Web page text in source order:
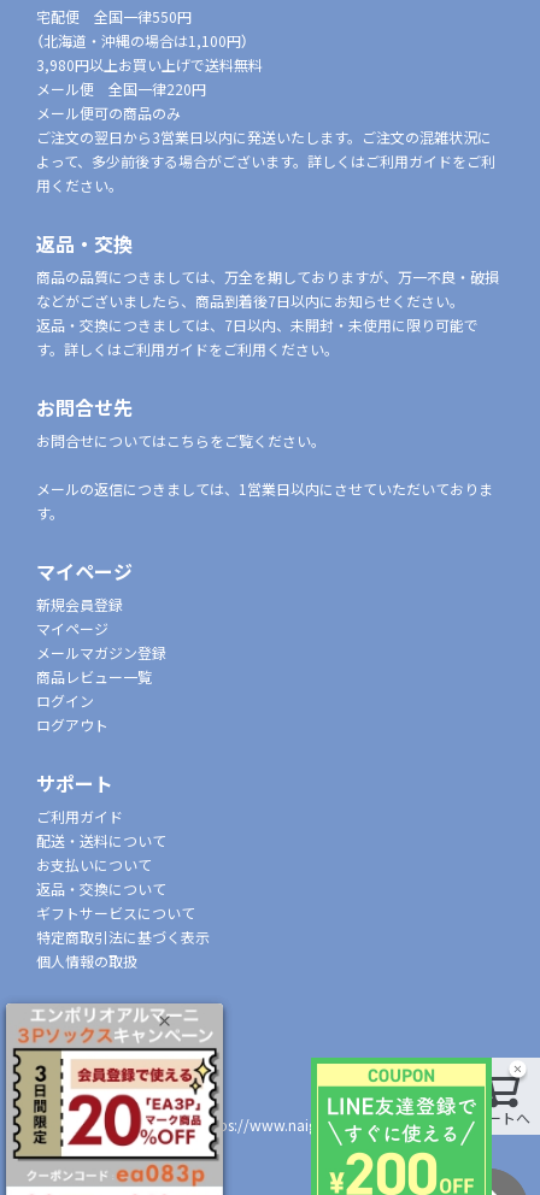
カートへ
宅配便 全国一律550円
（北海道・沖縄の場合は1,100円）
3,980円以上お買い上げで送料無料
メール便 全国一律220円
メール便可の商品のみ
ご注文の翌日から3営業日以内に発送いたします。ご注文の混雑状況に
よって、多少前後する場合がございます。詳しくはご利用ガイドをご利
用ください。
返品・交換
商品の品質につきましては、万全を期しておりますが、万一不良・破損
などがございましたら、商品到着後7日以内にお知らせください。
返品・交換につきましては、7日以内、未開封・未使用に限り可能で
す。詳しくはご利用ガイドをご利用ください。
お問合せ先
お問合せについてはこちらをご覧ください。
メールの返信につきましては、1営業日以内にさせていただいておりま
す。
マイページ
新規会員登録
マイページ
メールマガジン登録
商品レビュー一覧
ログイン
ログアウト
サポート
ご利用ガイド
配送・送料について
お支払いについて
返品・交換について
ギフトサービスについて
特定商取引法に基づく表示
個人情報の取扱
会社概要
株式会社ナイガイ
(東証スタンダード市場上場)
107-0052
東京都港区赤坂7丁目8-5https://www.naigai.co.jp/corp/
店舗一覧